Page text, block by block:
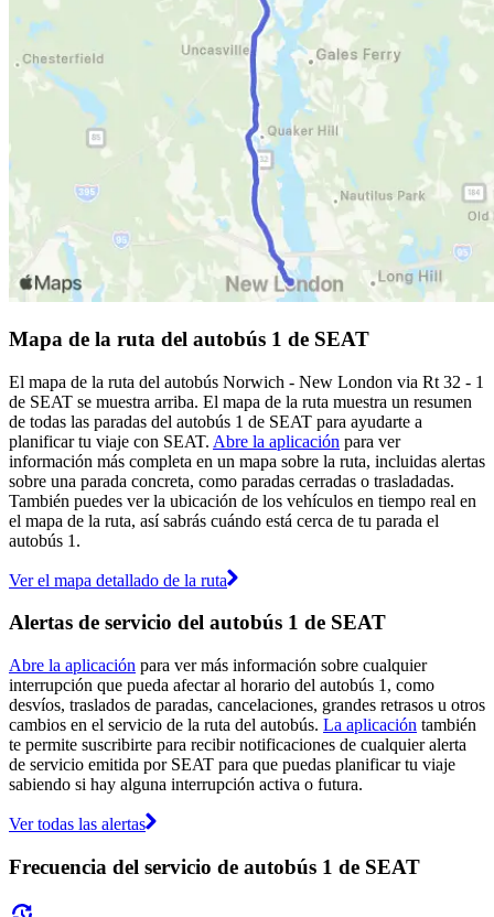
Mapa de la ruta del autobús 1 de SEAT
El mapa de la ruta del autobús Norwich - New London via Rt 32 - 1
de SEAT se muestra arriba. El mapa de la ruta muestra un resumen
de todas las paradas del autobús 1 de SEAT para ayudarte a
planificar tu viaje con SEAT. Abre la aplicación para ver
información más completa en un mapa sobre la ruta, incluidas alertas
sobre una parada concreta, como paradas cerradas o trasladadas.
También puedes ver la ubicación de los vehículos en tiempo real en
el mapa de la ruta, así sabrás cuándo está cerca de tu parada el
autobús 1.
Ver el mapa detallado de la ruta
Alertas de servicio del autobús 1 de SEAT
Abre la aplicación para ver más información sobre cualquier
interrupción que pueda afectar al horario del autobús 1, como
desvíos, traslados de paradas, cancelaciones, grandes retrasos u otros
cambios en el servicio de la ruta del autobús. La aplicación también
te permite suscribirte para recibir notificaciones de cualquier alerta
de servicio emitida por SEAT para que puedas planificar tu viaje
sabiendo si hay alguna interrupción activa o futura.
Ver todas las alertas
Frecuencia del servicio de autobús 1 de SEAT